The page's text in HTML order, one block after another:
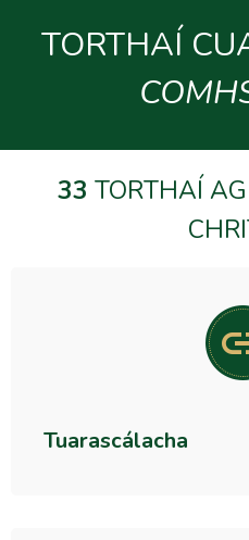
TORTHAÍ
33 TORTHAÍ
Tuarascálacha